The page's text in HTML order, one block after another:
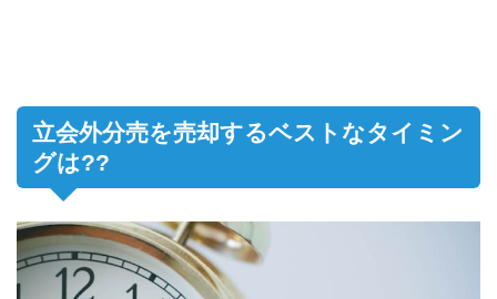
立会外分売を売却するベストなタイミン
グは??